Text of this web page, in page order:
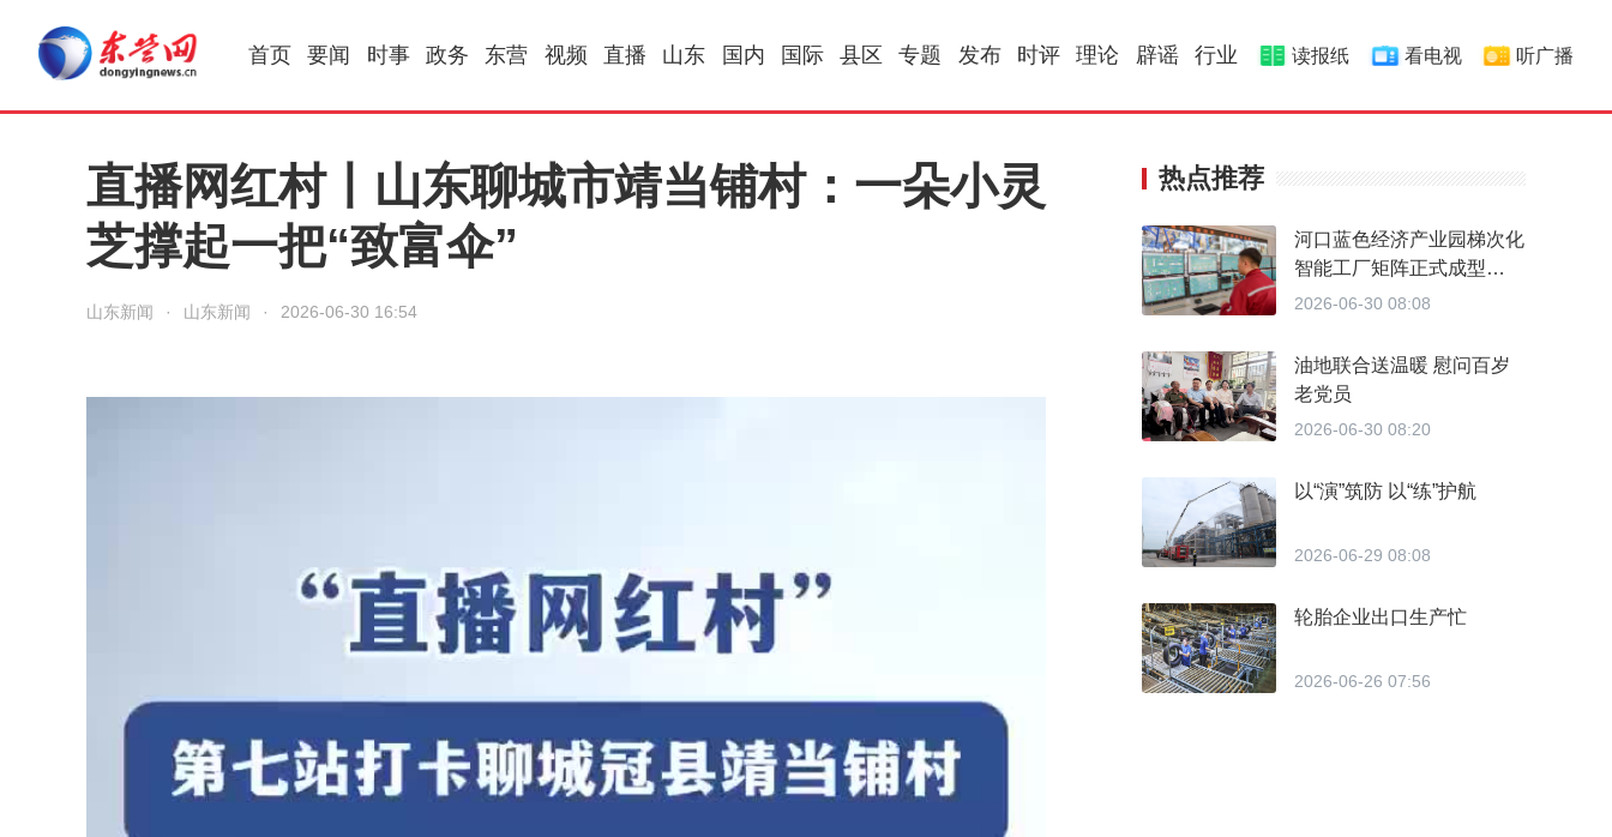
首页 要闻 时事 政务 东营 视频 直播 山东 国内 国际 县区 专题 发布 时评 理论 辟谣 行业 读报纸 看电视 听广播
直播网红村丨山东聊城市靖当铺村：一朵小灵
芝撑起一把“致富伞”
山东新闻 · 山东新闻 · 2026-06-30 16:54
热点推荐
河口蓝色经济产业园梯次化
智能工厂矩阵正式成型
从“不会转”到“精准转” 做对
2026-06-30 08:08
油地联合送温暖 慰问百岁
老党员
2026-06-30 08:20
以“演”筑防 以“练”护航
2026-06-29 08:08
轮胎企业出口生产忙
2026-06-26 07:56